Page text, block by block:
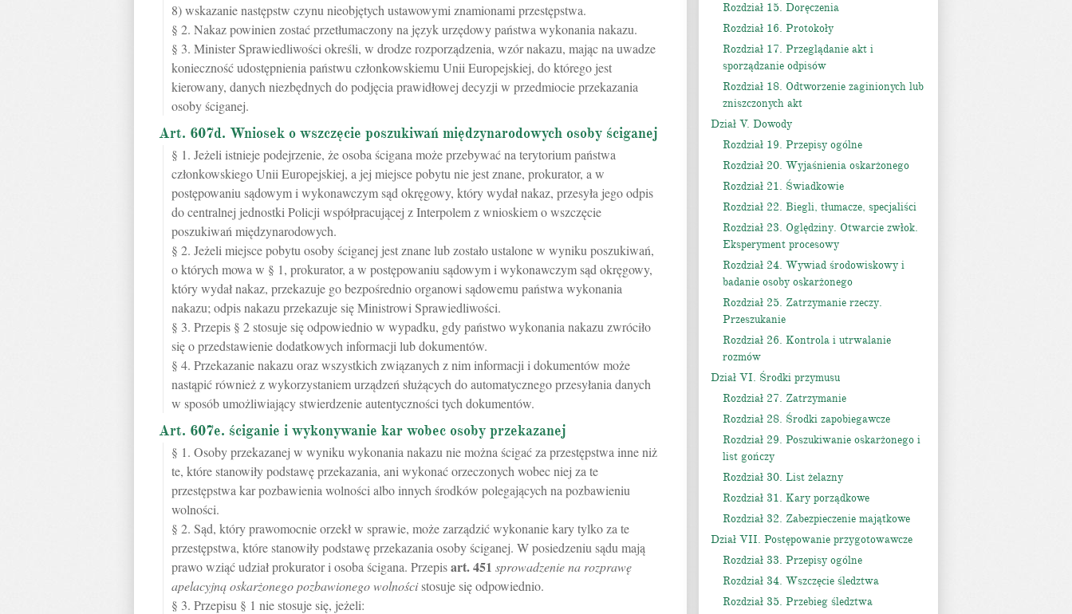
8) wskazanie następstw czynu nieobjętych ustawowymi znamionami przestępstwa.
§ 2. Nakaz powinien zostać przetłumaczony na język urzędowy państwa wykonania nakazu.
§ 3. Minister Sprawiedliwości określi, w drodze rozporządzenia, wzór nakazu, mając na uwadze
konieczność udostępnienia państwu członkowskiemu Unii Europejskiej, do którego jest
kierowany, danych niezbędnych do podjęcia prawidłowej decyzji w przedmiocie przekazania
osoby ściganej.
Art. 607d. Wniosek o wszczęcie poszukiwań międzynarodowych osoby ściganej
§ 1. Jeżeli istnieje podejrzenie, że osoba ścigana może przebywać na terytorium państwa
członkowskiego Unii Europejskiej, a jej miejsce pobytu nie jest znane, prokurator, a w
postępowaniu sądowym i wykonawczym sąd okręgowy, który wydał nakaz, przesyła jego odpis
do centralnej jednostki Policji współpracującej z Interpolem z wnioskiem o wszczęcie
poszukiwań międzynarodowych.
§ 2. Jeżeli miejsce pobytu osoby ściganej jest znane lub zostało ustalone w wyniku poszukiwań,
o których mowa w § 1, prokurator, a w postępowaniu sądowym i wykonawczym sąd okręgowy,
który wydał nakaz, przekazuje go bezpośrednio organowi sądowemu państwa wykonania
nakazu; odpis nakazu przekazuje się Ministrowi Sprawiedliwości.
§ 3. Przepis § 2 stosuje się odpowiednio w wypadku, gdy państwo wykonania nakazu zwróciło
się o przedstawienie dodatkowych informacji lub dokumentów.
§ 4. Przekazanie nakazu oraz wszystkich związanych z nim informacji i dokumentów może
nastąpić również z wykorzystaniem urządzeń służących do automatycznego przesyłania danych
w sposób umożliwiający stwierdzenie autentyczności tych dokumentów.
Art. 607e. ściganie i wykonywanie kar wobec osoby przekazanej
§ 1. Osoby przekazanej w wyniku wykonania nakazu nie można ścigać za przestępstwa inne niż
te, które stanowiły podstawę przekazania, ani wykonać orzeczonych wobec niej za te
przestępstwa kar pozbawienia wolności albo innych środków polegających na pozbawieniu
wolności.
§ 2. Sąd, który prawomocnie orzekł w sprawie, może zarządzić wykonanie kary tylko za te
przestępstwa, które stanowiły podstawę przekazania osoby ściganej. W posiedzeniu sądu mają
prawo wziąć udział prokurator i osoba ścigana. Przepisart.451 sprowadzenie na rozprawę
apelacyjną oskarżonego pozbawionego wolnościstosuje się odpowiednio.
§ 3. Przepisu § 1 nie stosuje się, jeżeli:
Rozdział 15. Doręczenia
Rozdział 16. Protokoły
Rozdział 17. Przeglądanie akt i
sporządzanie odpisów
Rozdział 18. Odtworzenie zaginionych lub
zniszczonych akt
Dział V. Dowody
Rozdział 19. Przepisy ogólne
Rozdział 20. Wyjaśnienia oskarżonego
Rozdział 21. Świadkowie
Rozdział 22. Biegli, tłumacze, specjaliści
Rozdział 23. Oględziny. Otwarcie zwłok.
Eksperyment procesowy
Rozdział 24. Wywiad środowiskowy i
badanie osoby oskarżonego
Rozdział 25. Zatrzymanie rzeczy.
Przeszukanie
Rozdział 26. Kontrola i utrwalanie
rozmów
Dział VI. Środki przymusu
Rozdział 27. Zatrzymanie
Rozdział 28. Środki zapobiegawcze
Rozdział 29. Poszukiwanie oskarżonego i
list gończy
Rozdział 30. List żelazny
Rozdział 31. Kary porządkowe
Rozdział 32. Zabezpieczenie majątkowe
Dział VII. Postępowanie przygotowawcze
Rozdział 33. Przepisy ogólne
Rozdział 34. Wszczęcie śledztwa
Rozdział 35. Przebieg śledztwa